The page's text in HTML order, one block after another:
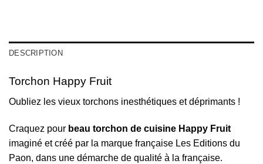
DESCRIPTION
Torchon Happy Fruit
Oubliez les vieux torchons inesthétiques et déprimants !
Craquez pour beau torchon de cuisine Happy Fruit
imaginé et créé par la marque française Les Editions du
Paon, dans une démarche de qualité à la française.